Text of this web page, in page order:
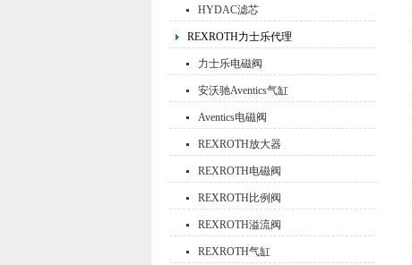
HYDAC滤芯
REXROTH力士乐代理
力士乐电磁阀
安沃驰Aventics气缸
Aventics电磁阀
REXROTH放大器
REXROTH电磁阀
REXROTH比例阀
REXROTH溢流阀
REXROTH气缸